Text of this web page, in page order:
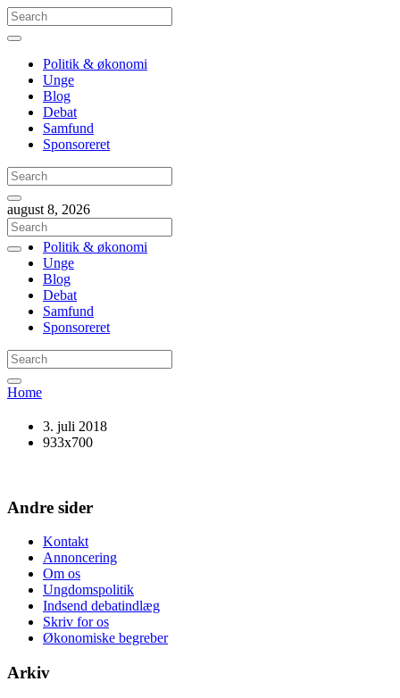
Politik & økonomi
Unge
Blog
Debat
Samfund
Sponsoreret
august 8, 2026
Politik & økonomi
Unge
Blog
Debat
Samfund
Sponsoreret
Home
3. juli 2018
933x700
Andre sider
Kontakt
Annoncering
Om os
Ungdomspolitik
Indsend debatindlæg
Skriv for os
Økonomiske begreber
Arkiv